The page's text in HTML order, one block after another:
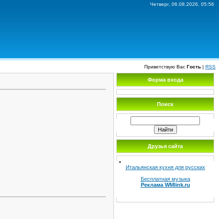
Четверг, 06.08.2026, 05:56
Приветствую Вас Гость | RSS
Форма входа
Поиск
Друзья сайта
Итальянская кухня для русских
Бесплатная музыка
Реклама WMlink.ru